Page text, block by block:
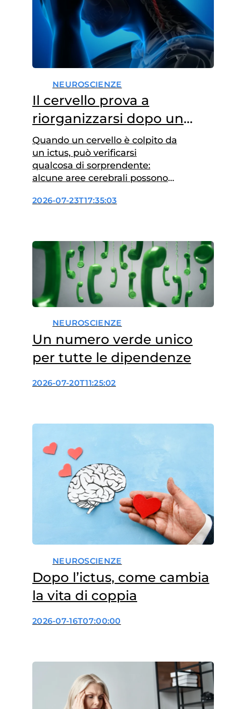
NEUROSCIENZE
Il cervello prova a
riorganizzarsi dopo un
ictus
Quando un cervello è colpito da
un ictus, può verificarsi
qualcosa di sorprendente:
alcune aree cerebrali possono
giovani alle analisi di imaging.
di oltre 500 sopravvissuti a un
ictus hanno scoperto che,
mentre l’area danneggiata
sembra invecchiare
rapidamente, l’area opposta,
integra, può sembrare più
2026-07-23T17:35:03
NEUROSCIENZE
Un numero verde unico
per tutte le dipendenze
2026-07-20T11:25:02
NEUROSCIENZE
Dopo l’ictus, come cambia
la vita di coppia
2026-07-16T07:00:00